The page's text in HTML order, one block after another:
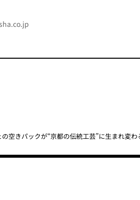
空きパックが“京都の伝統工芸”に生まれ変わ